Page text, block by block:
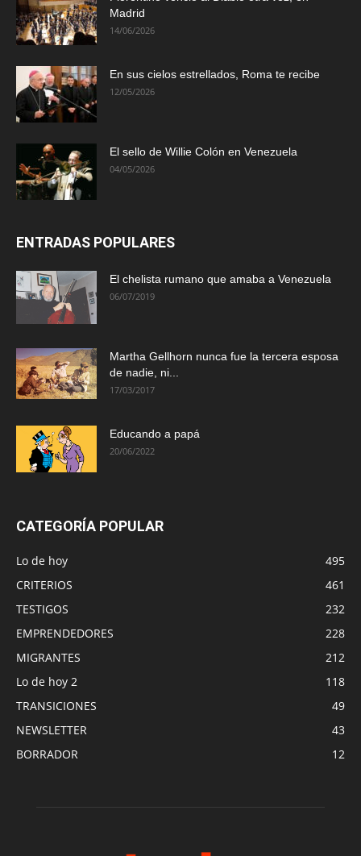
Madrid
14/06/2026
En sus cielos estrellados, Roma te recibe
12/05/2026
El sello de Willie Colón en Venezuela
04/05/2026
ENTRADAS POPULARES
El chelista rumano que amaba a Venezuela
06/07/2019
Martha Gellhorn nunca fue la tercera esposa
de nadie, ni...
17/03/2017
Educando a papá
20/06/2022
CATEGORÍA POPULAR
Lo de hoy
495
CRITERIOS
461
TESTIGOS
232
EMPRENDEDORES
228
MIGRANTES
212
Lo de hoy 2
118
TRANSICIONES
49
NEWSLETTER
43
BORRADOR
12